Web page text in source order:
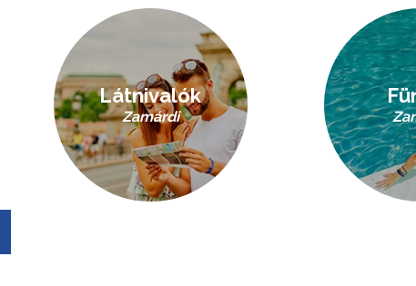
Látnivalók
Zamárdi